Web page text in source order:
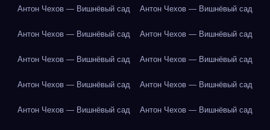
Антон Чехов — Вишнёвый сад Антон Чехов — Вишнёвый сад
Антон Чехов — Вишнёвый сад Антон Чехов — Вишнёвый сад
Антон Чехов — Вишнёвый сад Антон Чехов — Вишнёвый сад
Антон Чехов — Вишнёвый сад Антон Чехов — Вишнёвый сад
Антон Чехов — Вишнёвый сад Антон Чехов — Вишнёвый сад